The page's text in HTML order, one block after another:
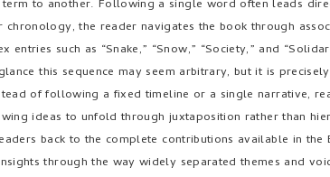
to another. Following a single word often leads
the reader navigates the book through
entries such as “Snake,” “Snow,” “Society,” and
this sequence may seem arbitrary, but it is
of following a fixed timeline or a single narrative,
ideas to unfold through juxtaposition rather than
back to the complete contributions available in the
through the way widely separated themes and